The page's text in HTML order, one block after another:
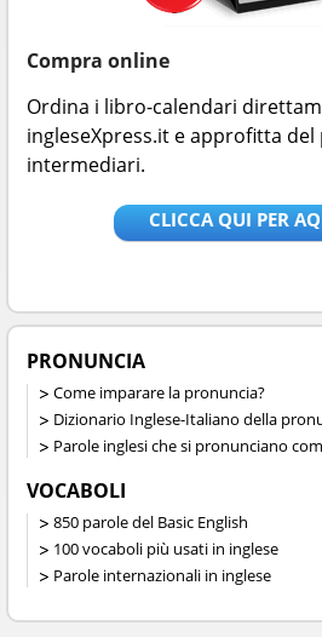
Compra online
Ordina i libro-calendari
ingleseXpress.it e approfitta del
intermediari.
CLICCA QUI PER
PRONUNCIA
Come imparare la pronuncia?
Dizionario Inglese-Italiano della
Parole inglesi che si pronunciano
VOCABOLI
850 parole del Basic English
100 vocaboli più usati in inglese
Parole internazionali in inglese